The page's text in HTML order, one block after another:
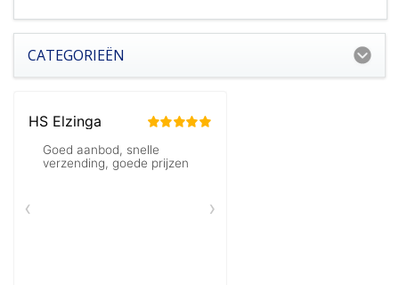
CATEGORIEËN